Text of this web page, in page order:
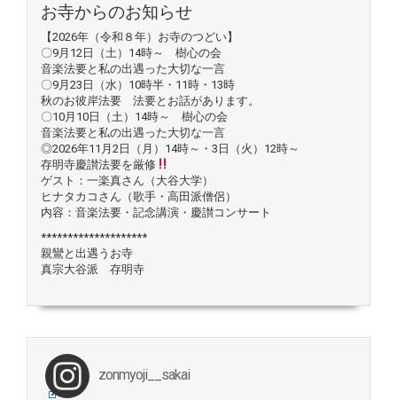
お寺からのお知らせ
【2026年（令和８年）お寺のつどい】
〇9月12日（土）14時～ 樹心の会
音楽法要と私の出遇った大切な一言
〇9月23日（水）10時半・11時・13時
秋のお彼岸法要 法要とお話があります。
〇10月10日（土）14時～ 樹心の会
音楽法要と私の出遇った大切な一言
◎2026年11月2日（月）14時～・3日（火）12時～
存明寺慶讃法要を厳修
ゲスト：一楽真さん（大谷大学）
ヒナタカコさん（歌手・高田派僧侶）
内容：音楽法要・記念講演・慶讃コンサート
********************
親鸞と出遇うお寺
真宗大谷派 存明寺
zonmyoji__sakai